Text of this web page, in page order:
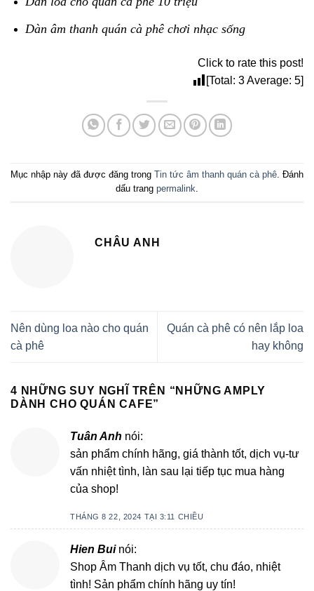
Dàn âm thanh quán cà phê chơi nhạc sống
Click to rate this post!
[Total: 3Average: 5]
Mục nhập này đã được đăng trong Tin tức âm thanh quán cà phê. Đánh
dấu trang permalink.
CHÂU ANH
Nên dùng loa nào cho quán
cà phê
Quán cà phê có nên lắp loa
hay không
4 NHỮNG SUY NGHĨ TRÊN “ NHỮNG AMPLY
DÀNH CHO QUÁN CAFE”
Tuân Anh nói:
sản phẩm chính hãng, giá thành tốt, dịch vụ-tư
vấn nhiệt tình, làn sau lại tiếp tục mua hàng
của shop!
THÁNG 8 22, 2024 TẠI 3:11 CHIỀU
Hien Bui nói:
Shop Âm Thanh dịch vụ tốt, chu đáo, nhiệt
tình! Sản phẩm chính hãng uy tín!